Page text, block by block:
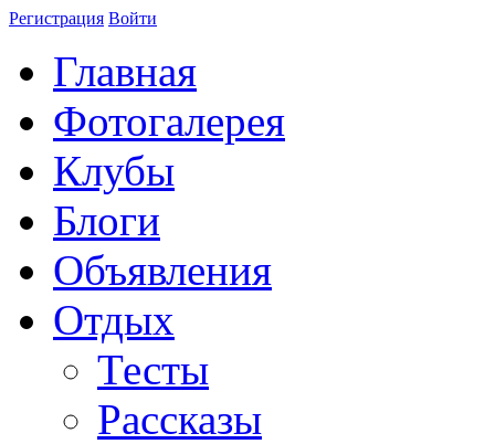
Регистрация Войти
Главная
Фотогалерея
Клубы
Блоги
Объявления
Отдых
Тесты
Рассказы